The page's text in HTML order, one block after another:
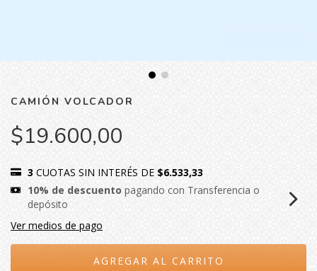
CAMIÓN VOLCADOR
$19.600,00
3 CUOTAS SIN INTERÉS DE $6.533,33
10% de descuento pagando con Transferencia o
depósito
Ver medios de pago